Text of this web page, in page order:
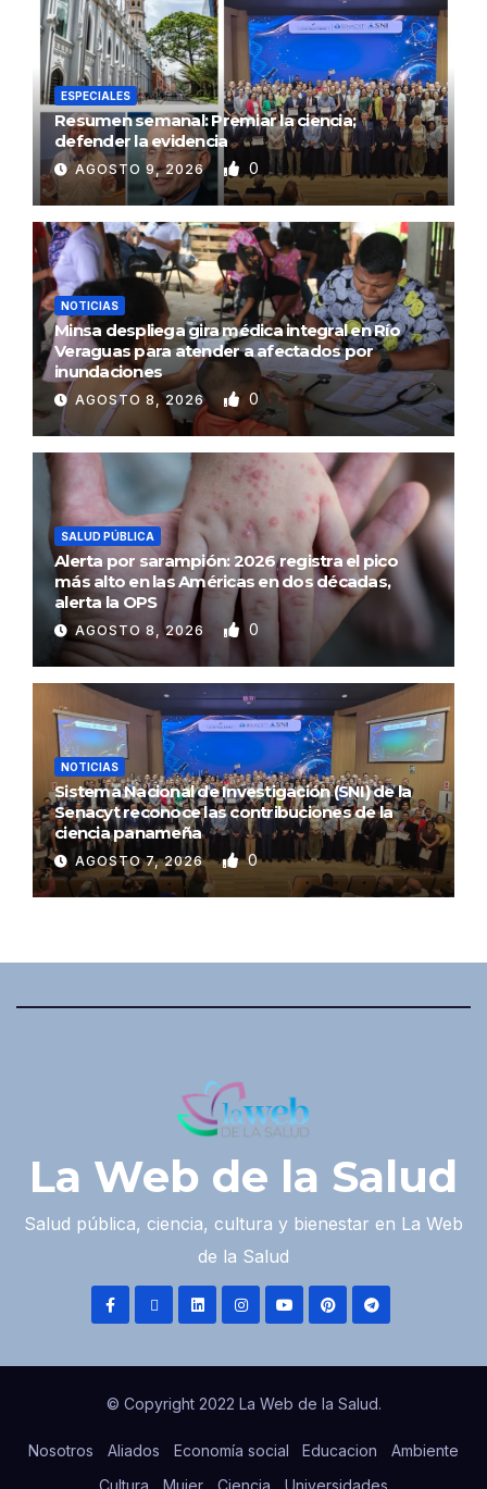
ESPECIALES
Resumen semanal: Premiar la ciencia;
defender la evidencia
AGOSTO 9, 2026 0
NOTICIAS
Minsa despliega gira médica integral en Río
Veraguas para atender a afectados por
inundaciones
AGOSTO 8, 2026 0
SALUD PÚBLICA
Alerta por sarampión: 2026 registra el pico
más alto en las Américas en dos décadas,
alerta la OPS
AGOSTO 8, 2026 0
NOTICIAS
Sistema Nacional de Investigación (SNI) de la
Senacyt reconoce las contribuciones de la
ciencia panameña
AGOSTO 7, 2026 0
La Web de la Salud
Salud pública, ciencia, cultura y bienestar en La Web
de la Salud
© Copyright 2022 La Web de la Salud.
Nosotros Aliados Economía social Educacion
Ambiente